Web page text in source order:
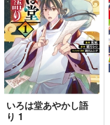
2,672円（税込）
サンプル
作品詳細
いろは堂あやかし語
り 1